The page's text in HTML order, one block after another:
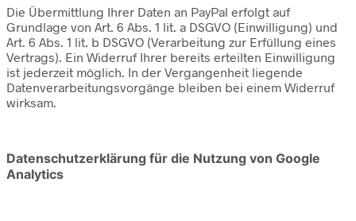
Die Übermittlung Ihrer Daten an PayPal erfolgt auf
Grundlage von Art. 6 Abs. 1 lit. a DSGVO (Einwilligung) und
Art. 6 Abs. 1 lit. b DSGVO (Verarbeitung zur Erfüllung eines
Vertrags). Ein Widerruf Ihrer bereits erteilten Einwilligung
ist jederzeit möglich. In der Vergangenheit liegende
Datenverarbeitungsvorgänge bleiben bei einem Widerruf
wirksam.
Datenschutzerklärung für die Nutzung von Google
Analytics